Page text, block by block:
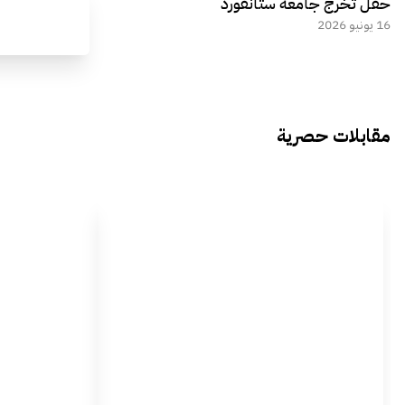
16 يونيو 2026
مقابلات حصرية